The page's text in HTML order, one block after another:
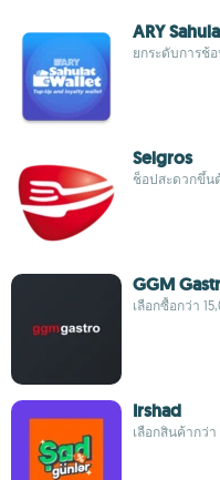
ARY
ยกระดับการช้
Selgros
ช็อปสะดวกขึ้น
GGM
เลือกซื้อกว่า
Irshad
เลือกสินค้ากว่